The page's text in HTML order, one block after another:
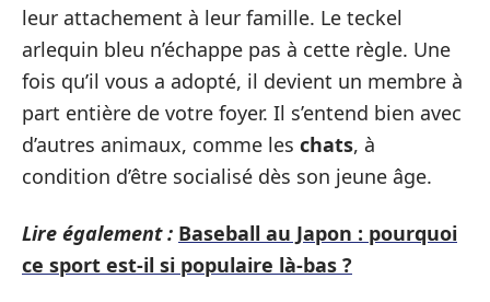
leur attachement à leur famille. Le teckel
arlequin bleu n’échappe pas à cette règle. Une
fois qu’il vous a adopté, il devient un membre à
part entière de votre foyer. Il s’entend bien avec
d’autres animaux, comme les chats, à
condition d’être socialisé dès son jeune âge.
Lire également : Baseball au Japon : pourquoi
ce sport est-il si populaire là-bas ?